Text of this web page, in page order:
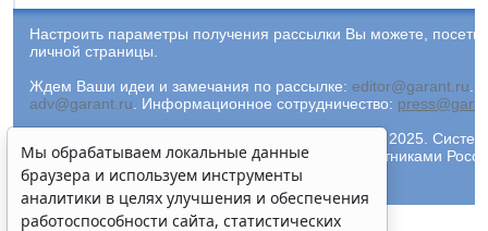
Настроить параметры получения рассылки Вы можете,
личной страницы.
Ждем Ваши идеи и замечания по рассылке: editor@garant.ru
adv@garant.ru
Информационное сотрудничество:
© ООО "НПП "ГАРАНТ-СЕРВИС-УНИВЕРСИТЕТ", 2025. Система
Компания "Гарант" и ее партнеры являются участниками
ГАРАНТ.
Мы обрабатываем локальные данные
браузера и используем инструменты
аналитики в целях улучшения и обеспечения
работоспособности сайта, статистических